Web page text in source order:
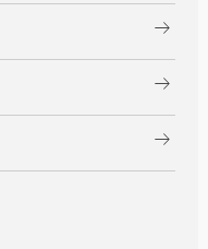
arrow_right_alt
arrow_right_alt
arrow_right_alt